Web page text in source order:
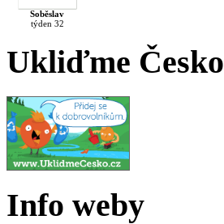
Soběslav
týden 32
Ukliďme Česko
Info weby